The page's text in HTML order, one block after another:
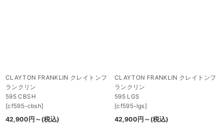
CLAYTON FRANKLIN クレイトンフ
ランクリン
595 CBSH
[cf595-cbsh]
42,900 円 ～ (税込)
CLAYTON FRANKLIN クレイトンフ
ランクリン
595 LGS
[cf595-lgs]
42,900 円 ～ (税込)